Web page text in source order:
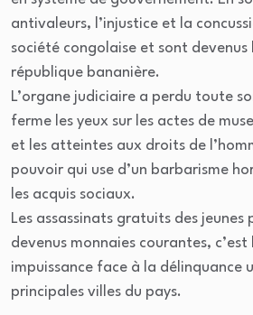
antivaleurs, l’injustice et la
société congolaise et sont devenus
république bananière.
L’organe judiciaire a perdu toute
ferme les yeux sur les actes de
et les atteintes aux droits de
pouvoir qui use d’un barbarisme
les acquis sociaux.
Les assassinats gratuits des jeunes
devenus monnaies courantes,
impuissance face à la délinquance
principales villes du pays.